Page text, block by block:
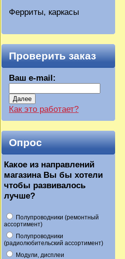
Ферриты, каркасы
Проверить заказ
Ваш e-mail:
Далее
Как это работает?
Опрос
Какое из направлений
магазина Вы бы хотели
чтобы развивалось
лучше?
Полупроводники (ремонтный
ассортимент)
Полупроводники
(радиолюбительский ассортимент)
Модули, дисплеи